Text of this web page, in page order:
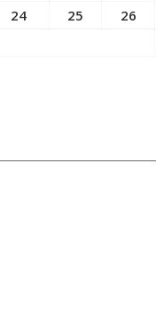
24 25
26